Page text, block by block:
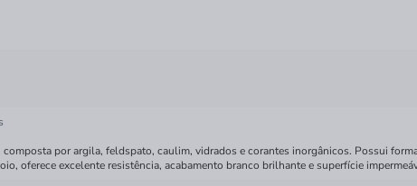
por argila, feldspato, caulim, vidrados e corantes inorgânicos. Possui
oferece excelente resistência, acabamento branco brilhante e superfície